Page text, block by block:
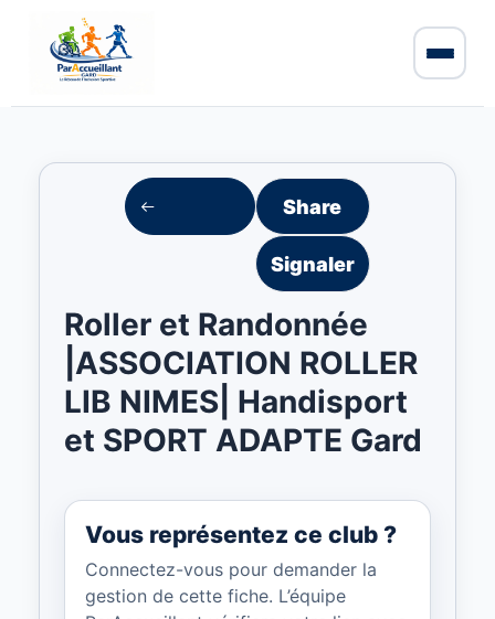
Share
Signaler
Roller et Randonnée
|ASSOCIATION ROLLER
LIB NIMES| Handisport
et SPORT ADAPTE Gard
Vous représentez ce club ?
Connectez-vous pour demander la
gestion de cette fiche. L’équipe